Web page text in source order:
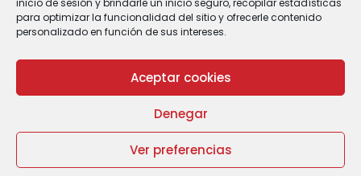
inicio de sesión y brindarle un inicio seguro, recopilar estadísticas
para optimizar la funcionalidad del sitio y ofrecerle contenido
personalizado en función de sus intereses.
Aceptar cookies
Denegar
Ver preferencias
© Cáritas Diocesana de Vitoria.
Política de Privacidad|Política de Cookies|Aviso Legal
Canal de denuncia| Todos los derechos reservados |